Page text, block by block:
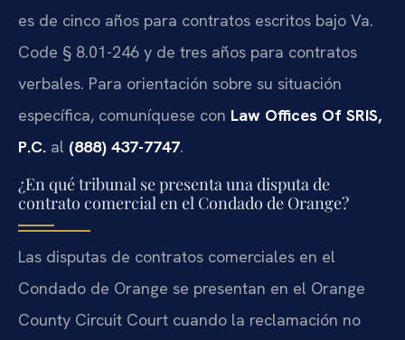
es de cinco años para contratos escritos bajo Va.
Code § 8.01-246 y de tres años para contratos
verbales. Para orientación sobre su situación
específica, comuníquese con Law Offices Of SRIS,
P.C. al (888) 437-7747.
¿En qué tribunal se presenta una disputa de
contrato comercial en el Condado de Orange?
Las disputas de contratos comerciales en el
Condado de Orange se presentan en el Orange
County Circuit Court cuando la reclamación no